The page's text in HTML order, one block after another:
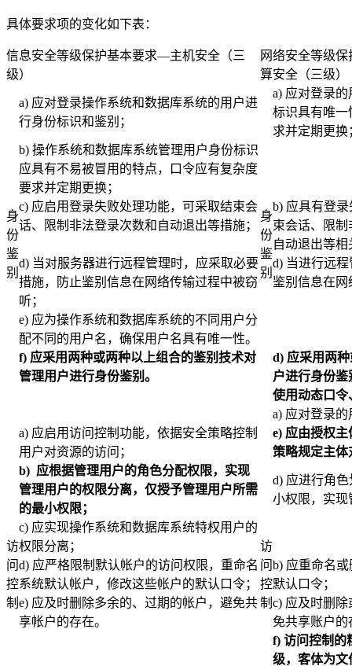
具体要求项的变化如下表：
信息安全等级保护基本要求—主机安全（三
级）
网络安全等级
算安全（三级）
身
份
鉴
别
a) 应对登录操作系统和数据库系统的用户进
行身份标识和鉴别；
身
份
鉴
别
a) 应对登录
标识具有唯一
求并定期更换
b) 操作系统和数据库系统管理用户身份标识
应具有不易被冒用的特点，口令应有复杂度
要求并定期更换；
c) 应启用登录失败处理功能，可采取结束会
话、限制非法登录次数和自动退出等措施；
b) 应具有登
束会话、限
自动退出等相
d) 当对服务器进行远程管理时，应采取必要
措施，防止鉴别信息在网络传输过程中被窃
听；
d) 当进行远
鉴别信息在网
e) 应为操作系统和数据库系统的不同用户分
配不同的用户名，确保用户名具有唯一性。
f) 应采用两种或两种以上组合的鉴别技术对
管理用户进行身份鉴别。
d) 应采用两
户进行身份鉴
使用动态口
访
问
控
制
访
问
控
制
a) 应对登录
a) 应启用访问控制功能，依据安全策略控制
用户对资源的访问；
e) 应由授权
策略规定主
b) 应根据管理用户的角色分配权限，实现
管理用户的权限分离，仅授予管理用户所需
的最小权限；
d) 应进行角
小权限，实现
c) 应实现操作系统和数据库系统特权用户的
权限分离；
d) 应严格限制默认帐户的访问权限，重命名
系统默认帐户，修改这些帐户的默认口令；
b) 应重命名
默认口令；
e) 应及时删除多余的、过期的帐户，避免共
享帐户的存在。
c) 应及时删
免共享账户的
f) 访问控制的
级，客体为